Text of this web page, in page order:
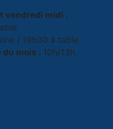
vendredi midi :
/ 19h30 à table.
du mois : 10h/13h.